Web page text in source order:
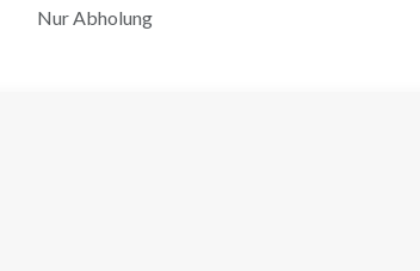
Nur Abholung